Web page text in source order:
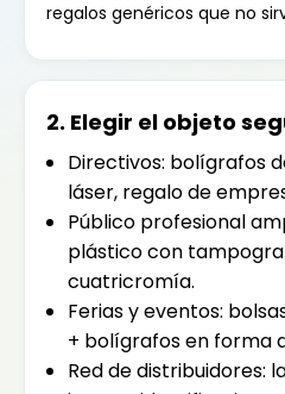
regalos genéricos que no
2. Elegir el objeto
Directivos: bolígrafos
láser, regalo de
Público profesional
plástico con
cuatricromía.
Ferias y eventos:
+ bolígrafos en forma
Red de distribuidores: